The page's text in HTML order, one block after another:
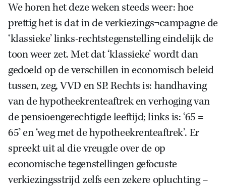
Zoek
We horen het deze weken steeds weer: hoe
prettig het is dat in de verkiezings¬campagne de
‘klassieke’ links-rechtstegenstelling eindelijk de
toon weer zet. Met dat ‘klassieke’ wordt dan
gedoeld op de verschillen in economisch beleid
tussen, zeg, VVD en SP. Rechts is: handhaving
van de hypotheekrenteaftrek en verhoging van
de pensioengerechtigde leeftijd; links is: ‘65 =
65’ en ‘weg met de hypotheekrenteaftrek’. Er
spreekt uit al die vreugde over de op
economische tegenstellingen gefocuste
verkiezingsstrijd zelfs een zekere opluchting –